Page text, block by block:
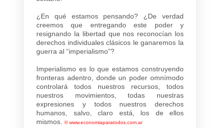
¿En qué estamos pensando? ¿De verdad
creemos que entregando este poder y
resignando la libertad que nos reconocían los
derechos individuales clásicos le ganaremos la
guerra al “imperialismo”?
Imperialismo es lo que estamos construyendo
fronteras adentro, donde un poder omnímodo
controlará todos nuestros recursos, todos
nuestros movimientos, todas nuestras
expresiones y todos nuestros derechos
humanos, salvo, claro está, los de ellos
mismos.
©www.economiaparatodos.com.ar